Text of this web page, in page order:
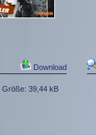
Download
Größe: 39,44 kB